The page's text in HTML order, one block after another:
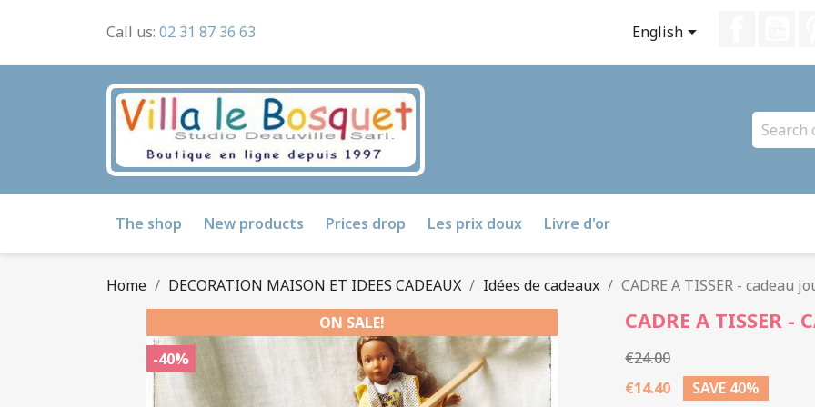
Call us: 02 31 87 36 63 English
The shop New products Prices drop Les prix doux Livre d'or
Home DECORATION MAISON ET IDEES CADEAUX Idées de cadeaux
CADRE A TISSER - cadeau
ON SALE!
-40%
CADRE A TISSER -
€24.00
€14.40
SAVE 40%